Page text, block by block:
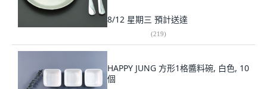
8/12 星期三 預計送達
(219)
HAPPY JUNG 方形1格醬料碗, 白色, 10
個